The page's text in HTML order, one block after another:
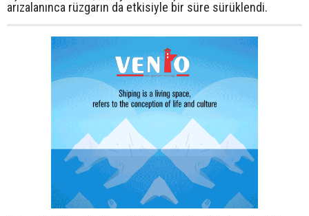
arızalanınca rüzgarın da etkisiyle bir süre sürüklendi.